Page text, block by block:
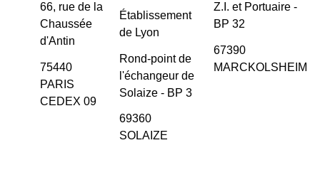
66, rue de la
Chaussée
d'Antin
75440
PARIS
CEDEX 09
Établissement
de Lyon
Rond-point de
l'échangeur de
Solaize - BP 3
69360
SOLAIZE
Z.I. et Portuaire -
BP 32
67390
MARCKOLSHEIM